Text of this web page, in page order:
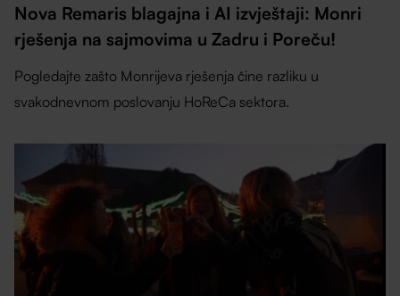
Nova Remaris blagajna i AI izvještaji: Monri
rješenja na sajmovima u Zadru i Poreču!
Pogledajte zašto Monrijeva rješenja čine razliku u
svakodnevnom poslovanju HoReCa sektora.